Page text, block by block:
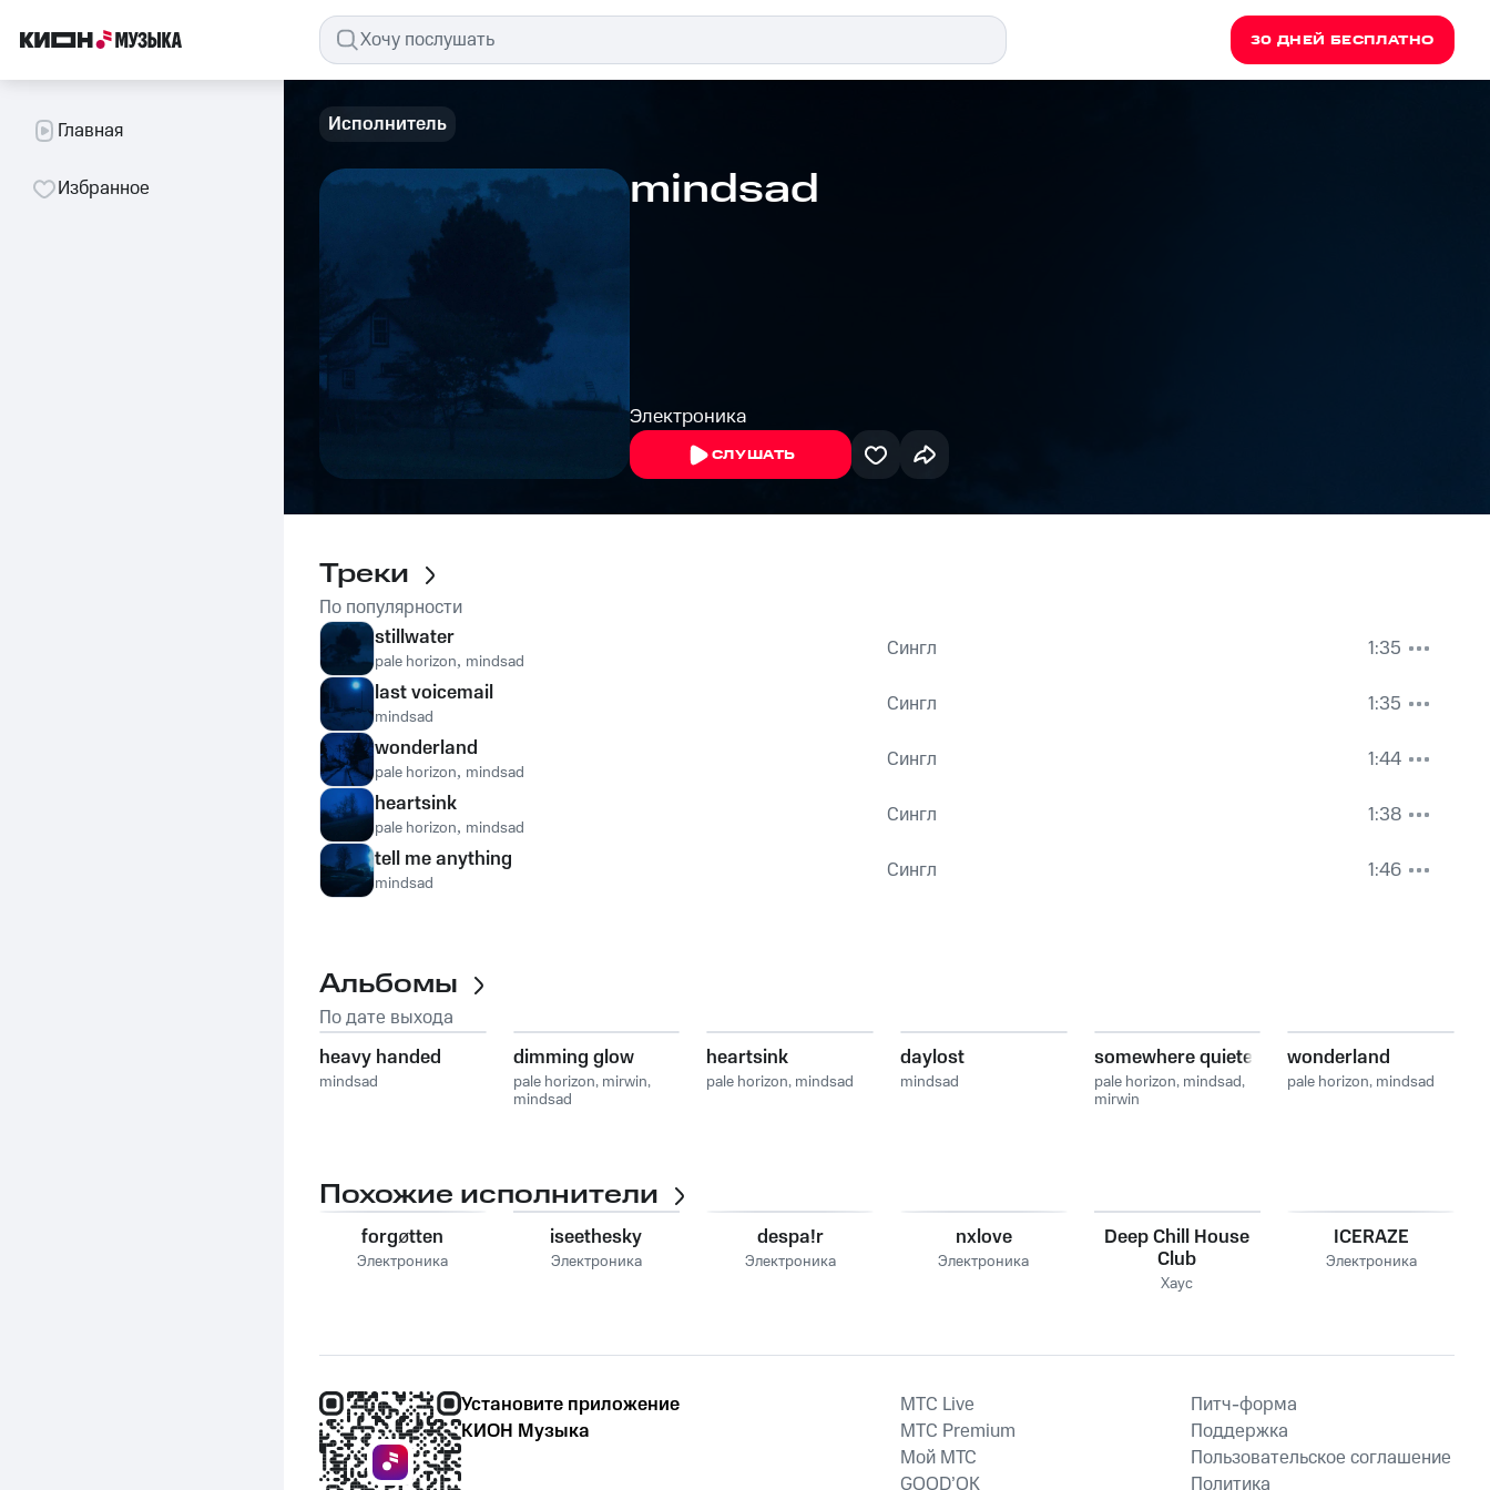
30 ДНЕЙ БЕСПЛАТНО
Главная
Избранное
Исполнитель
mindsad
Электроника
СЛУШАТЬ
Треки
По популярности
stillwater
pale horizon, mindsad Сингл
1:35
last voicemail
mindsad Сингл
1:35
wonderland
pale horizon, mindsad Сингл
1:44
heartsink
pale horizon, mindsad Сингл
1:38
tell me anything
mindsad Сингл 1:46
Альбомы
По дате выхода
heavy handed
mindsad
dimming glow
pale horizon, mirwin,
mindsad
heartsink
pale horizon, mindsad
daylost
mindsad
somewhere quieter
pale horizon, mindsad,
mirwin
wonderland
pale horizon, mindsad
Похожие исполнители
forgøtten
Электроника
iseethesky
Электроника
despa!r
Электроника
nxlove
Электроника
Deep Chill House
Club
Хаус
ICERAZE
Электроника
Установите приложение
КИОН Музыка
MTС Live
MTС Premium
Мой МТС
GOOD’OK
Питч-форма
Поддержка
Пользовательское соглашение
Политика